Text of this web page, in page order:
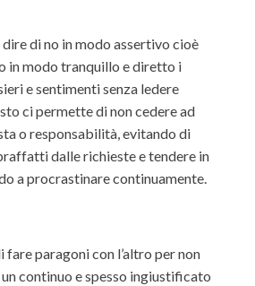
di no in modo assertivo cioè
in modo tranquillo e diretto i
e sentimenti senza ledere
ci permette di non cedere ad
o responsabilità, evitando di
dalle richieste e tendere in
a procrastinare continuamente.
fare paragoni con l’altro per non
continuo e spesso ingiustificato